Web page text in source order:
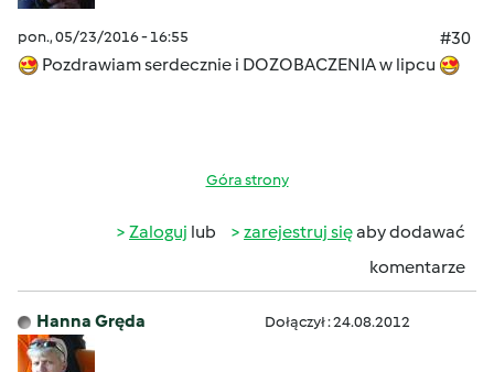
pon., 05/23/2016 - 16:55
#30
Pozdrawiam serdecznie i DOZOBACZENIA w lipcu
Góra strony
Zaloguj lub zarejestruj sięaby dodawać
komentarze
Hanna Gręda Dołączył : 24.08.2012